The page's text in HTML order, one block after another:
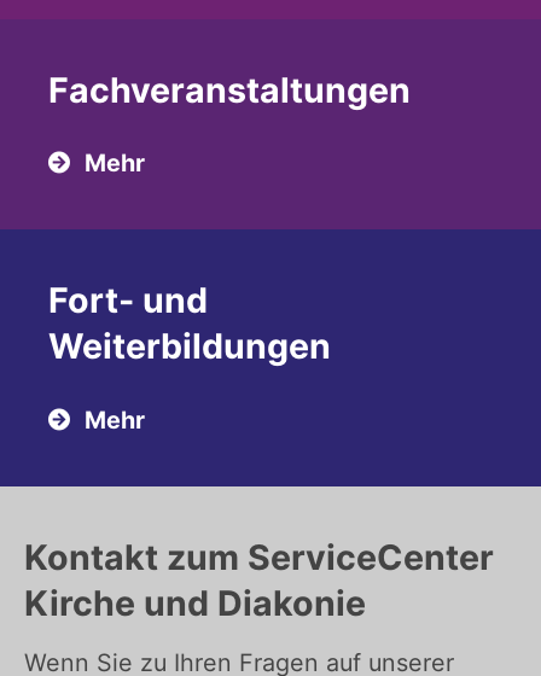
Fach­veranstaltungen
Mehr
Fort- und
Weiterbildungen
Mehr
Kontakt zum ServiceCenter
Kirche und Diakonie
Wenn Sie zu Ihren Fragen auf unserer